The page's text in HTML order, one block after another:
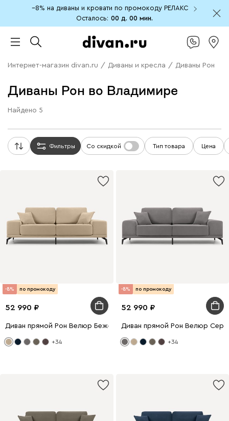
−8% на диваны и кровати по промокоду РЕЛАКС
Осталось: 00 д. 00 мин.
Интернет-магазин divan.ru / Диваны и кресла / Диваны Рон
Диваны Рон во Владимире
Найдено 5
Фильтры Со скидкой Тип товара Цена
-8% по промокоду
52 990
Диван прямой Рон Велюр Бежевый
+34
-8% по промокоду
52 990
Диван прямой Рон Велюр
+34